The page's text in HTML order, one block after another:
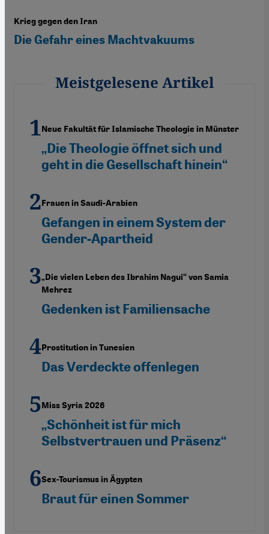
Krieg gegen den Iran
Die Gefahr eines Machtvakuums
Meistgelesene Artikel
Neue Fakultät für Islamische Theologie in Münster
„Die Theologie öffnet sich und
geht in die Gesellschaft hinein“
Frauen in Saudi-Arabien
Gefangen in einem System der
Gender-Apartheid
„Die vielen Leben des Ibrahim Nagui“ von Samia
Mehrez
Gedenken ist Familiensache
Prostitution in Tunesien
Das Verdeckte offenlegen
Miss Syria 2026
„Schönheit ist für mich
Selbstvertrauen und Präsenz“
Sex-Tourismus in Ägypten
Braut für einen Sommer